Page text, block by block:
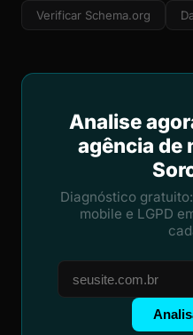
Verificar Schema.org
Analise
agência de
Diagnóstico
mobile e LGPD